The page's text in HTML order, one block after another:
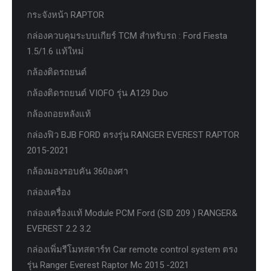
กระจังหน้า RAPTOR
กล่องควบคุมระบบเกียร์ TCM สำหรับรถ : Ford Fiesta
1.5/1.6 แท้ใหม่
กล้องติดรถยนต์
กล้องติดรถยนต์ VIOFO รุ่น A129 Duo
กล้องถอยหลังแท้
กล่องฟิว BJB FORD ตรงรุ่น RANGER EVEREST RAPTOR
2015-2021
กล้องมองรอบคัน 360องศา
กล่องเครื่อง
กล่องเครื่องแท้ Module PCM Ford (SID 209 ) RANGER&
EVEREST 2.2 3.2
กล่องเพิ่มรีโมทสตาร์ท Car remote control system ตรง
รุ่น Ranger Everest Raptor Mc 2015 -2021